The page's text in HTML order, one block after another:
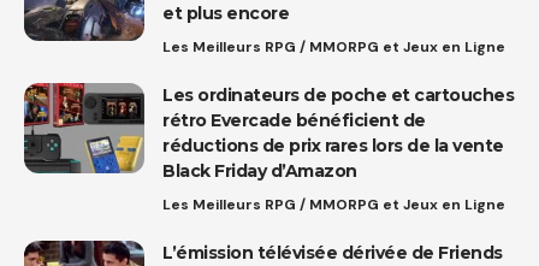
et plus encore
Les Meilleurs RPG / MMORPG et Jeux en Ligne
Les ordinateurs de poche et cartouches
rétro Evercade bénéficient de
réductions de prix rares lors de la vente
Black Friday d’Amazon
Les Meilleurs RPG / MMORPG et Jeux en Ligne
L’émission télévisée dérivée de Friends